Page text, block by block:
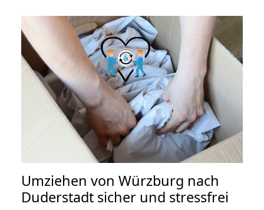
Umziehen von Würzburg nach
Duderstadt sicher und stressfrei